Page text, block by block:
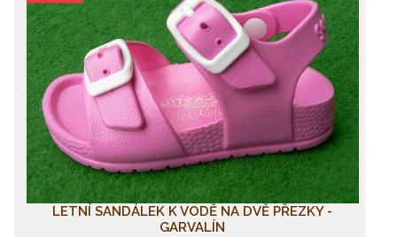
LETNÍ SANDÁLEK K VODĚ NA DVĚ PŘEZKY -
GARVALÍN